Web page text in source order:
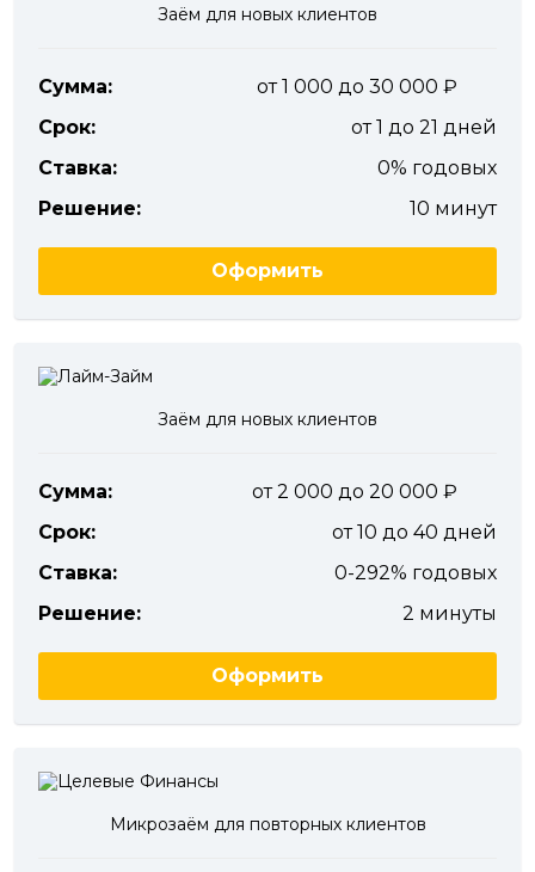
Заём для новых клиентов
Сумма:
от 1 000 до 30 000
Срок:
от 1 до 21 дней
Ставка:
0% годовых
Решение:
10 минут
Оформить
Заём для новых клиентов
Сумма:
от 2 000 до 20 000
Срок:
от 10 до 40 дней
Ставка:
0-292% годовых
Решение:
2 минуты
Оформить
Микрозаём для повторных клиентов